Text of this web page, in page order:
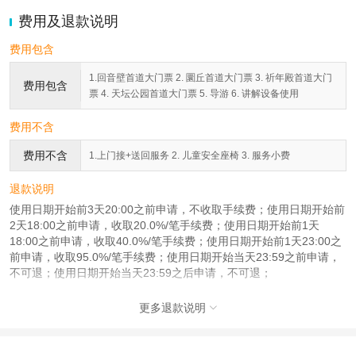
费用及退款说明
费用包含
费用包含
1.回音壁首道大门票 2. 圜丘首道大门票 3. 祈年殿首道大门
票 4. 天坛公园首道大门票 5. 导游 6. 讲解设备使用
费用不含
费用不含 1.上门接+送回服务 2. 儿童安全座椅 3. 服务小费
退款说明
使用日期开始前3天20:00之前申请，不收取手续费；使用日期开始前
2天18:00之前申请，收取20.0%/笔手续费；使用日期开始前1天
18:00之前申请，收取40.0%/笔手续费；使用日期开始前1天23:00之
前申请，收取95.0%/笔手续费；使用日期开始当天23:59之前申请，
不可退；使用日期开始当天23:59之后申请，不可退；
更多退款说明 